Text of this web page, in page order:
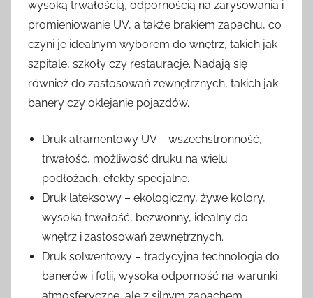
wysoką trwałością, odpornością na zarysowania i
promieniowanie UV, a także brakiem zapachu, co
czyni je idealnym wyborem do wnętrz, takich jak
szpitale, szkoły czy restauracje. Nadają się
również do zastosowań zewnętrznych, takich jak
banery czy oklejanie pojazdów.
Druk atramentowy UV – wszechstronność,
trwałość, możliwość druku na wielu
podłożach, efekty specjalne.
Druk lateksowy – ekologiczny, żywe kolory,
wysoka trwałość, bezwonny, idealny do
wnętrz i zastosowań zewnętrznych.
Druk solwentowy – tradycyjna technologia do
banerów i folii, wysoka odporność na warunki